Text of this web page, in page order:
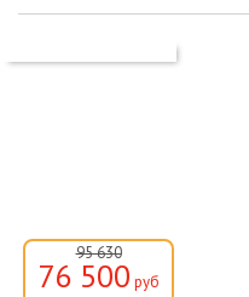
95 630
76 500 руб